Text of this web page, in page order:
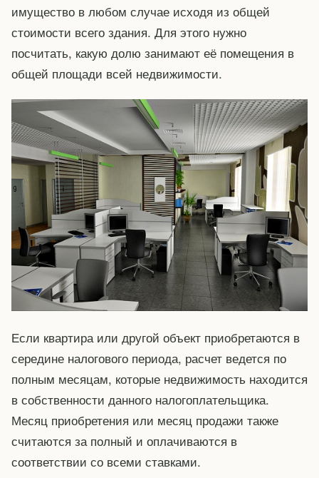
имущество в любом случае исходя из общей
стоимости всего здания. Для этого нужно
посчитать, какую долю занимают её помещения в
общей площади всей недвижимости.
Если квартира или другой объект приобретаются в
середине налогового периода, расчет ведется по
полным месяцам, которые недвижимость находится
в собственности данного налогоплательщика.
Месяц приобретения или месяц продажи также
считаются за полный и оплачиваются в
соответствии со всеми ставками.